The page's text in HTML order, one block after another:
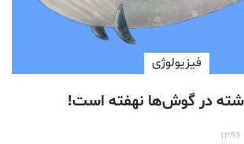
فیزیولوژی
در گوش‌ها نهفته است!